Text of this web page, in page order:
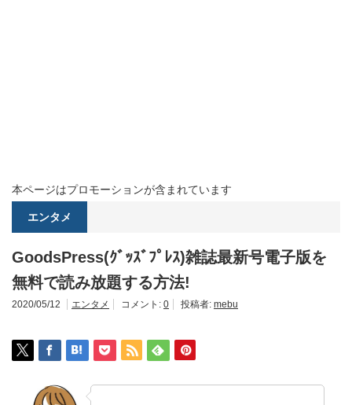
本ページはプロモーションが含まれています
エンタメ
GoodsPress(ｸﾞｯｽﾞﾌﾟﾚｽ)雑誌最新号電子版を
無料で読み放題する方法!
2020/05/12 エンタメ コメント: 0 投稿者: mebu